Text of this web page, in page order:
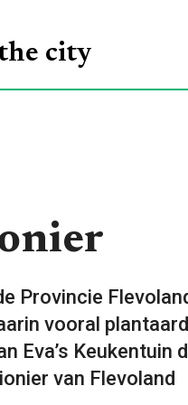
city
ONTDEKKEN
Provincie
vooral
Eva’s Keukentuin
van Flevoland